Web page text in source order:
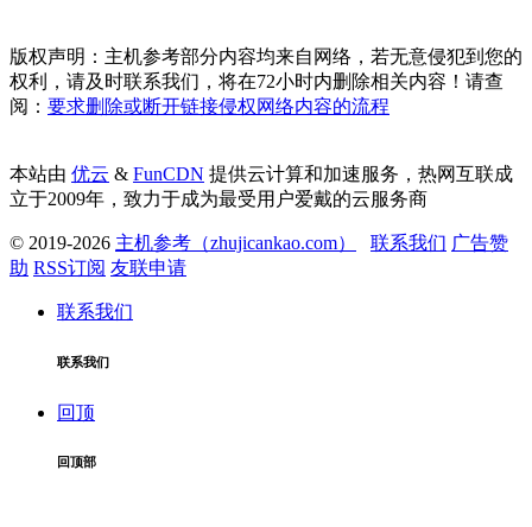
版权声明：主机参考部分内容均来自网络，若无意侵犯到您的
权利，请及时联系我们，将在72小时内删除相关内容！请查
阅： 要求删除或断开链接侵权网络内容的流程
本站由 优云 & FunCDN 提供云计算和加速服务，热网互联成
立于2009年，致力于成为最受用户爱戴的云服务商
© 2019-2026 主机参考（zhujicankao.com） 联系我们 广告赞
助 RSS订阅 友联申请
联系我们
联系我们
回顶
回顶部